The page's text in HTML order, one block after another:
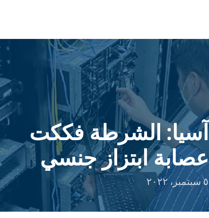
آسيا: الشرطة فككت
عصابة ابتزاز جنسي
٥ سبتمبر، ٢٠٢٢